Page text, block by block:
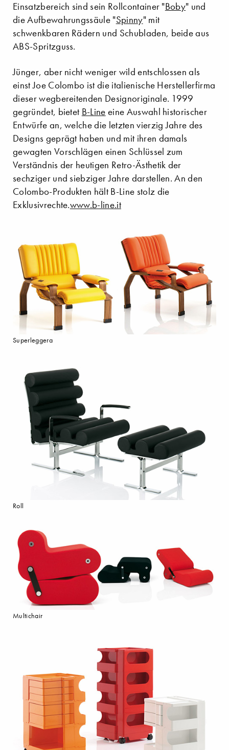
Einsatzbereich sind sein Rollcontainer "Boby" und
die Aufbewahrungssäule "Spinny" mit
schwenkbaren Rädern und Schubladen, beide aus
ABS-Spritzguss.
Jünger, aber nicht weniger wild entschlossen als
einst Joe Colombo ist die italienische Herstellerfirma
dieser wegbereitenden Designoriginale. 1999
gegründet, bietet B-Line eine Auswahl historischer
Entwürfe an, welche die letzten vierzig Jahre des
Designs geprägt haben und mit ihren damals
gewagten Vorschlägen einen Schlüssel zum
Verständnis der heutigen Retro-Ästhetik der
sechziger und siebziger Jahre darstellen. An den
Colombo-Produkten hält B-Line stolz die
Exklusivrechte.www.b-line.it
Multichair
Superleggera
Roll